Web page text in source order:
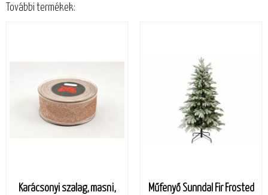
További termékek:
Karácsonyi szalag, masni,
Műfenyő Sunndal Fir Frosted